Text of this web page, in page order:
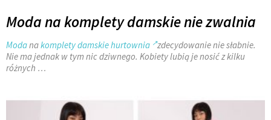
Moda na komplety damskie nie zwalnia
Modanakomplety damskie hurtownia
zdecydowanie nie słabnie.
Nie ma jednak w tym nic dziwnego. Kobiety lubią je nosić z kilku
różnych …